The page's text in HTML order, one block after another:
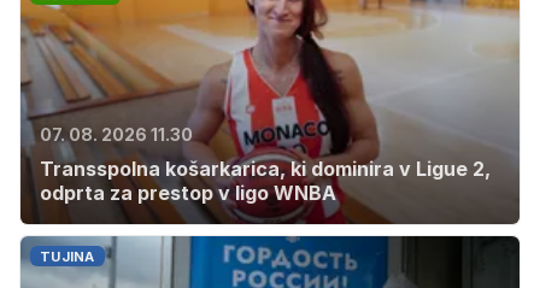
07. 08. 2026 11.30
Transspolna košarkarica, ki dominira v Ligue 2,
odprta za prestop v ligo WNBA
TUJINA